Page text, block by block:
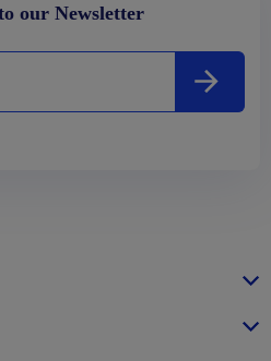
our Newsletter